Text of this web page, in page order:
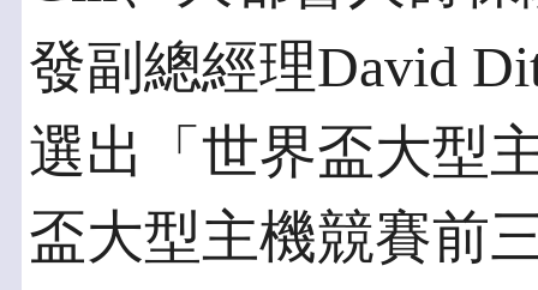
發副總經理David
選出「世界盃大型
盃大型主機競賽前